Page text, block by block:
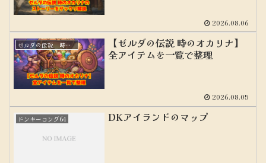
2026.08.06
ゼルダの伝説 時のオカリナ
【ゼルダの伝説 時のオカリナ】
全アイテムを一覧で整理
2026.08.05
ドンキーコング64 DKアイランドのマップ